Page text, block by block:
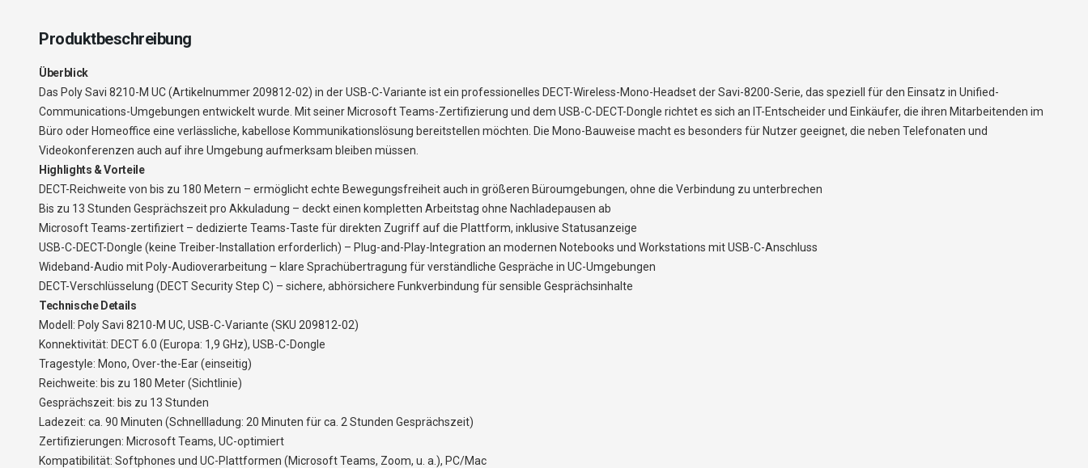
Produktbeschreibung
Überblick
Das Poly Savi 8210-M UC (Artikelnummer 209812-02) in der USB-C-Variante ist ein professionelles DECT-Wireless-Mono-Headset der Savi-8200-Serie, das speziell für den Einsatz in Unified-
Communications-Umgebungen entwickelt wurde. Mit seiner Microsoft Teams-Zertifizierung und dem USB-C-DECT-Dongle richtet es sich an IT-Entscheider und Einkäufer, die ihren Mitarbeitenden im
Büro oder Homeoffice eine verlässliche, kabellose Kommunikationslösung bereitstellen möchten. Die Mono-Bauweise macht es besonders für Nutzer geeignet, die neben Telefonaten und
Videokonferenzen auch auf ihre Umgebung aufmerksam bleiben müssen.
Highlights & Vorteile
DECT-Reichweite von bis zu 180 Metern – ermöglicht echte Bewegungsfreiheit auch in größeren Büroumgebungen, ohne die Verbindung zu unterbrechen
Bis zu 13 Stunden Gesprächszeit pro Akkuladung – deckt einen kompletten Arbeitstag ohne Nachladepausen ab
Microsoft Teams-zertifiziert – dedizierte Teams-Taste für direkten Zugriff auf die Plattform, inklusive Statusanzeige
USB-C-DECT-Dongle (keine Treiber-Installation erforderlich) – Plug-and-Play-Integration an modernen Notebooks und Workstations mit USB-C-Anschluss
Wideband-Audio mit Poly-Audioverarbeitung – klare Sprachübertragung für verständliche Gespräche in UC-Umgebungen
DECT-Verschlüsselung (DECT Security Step C) – sichere, abhörsichere Funkverbindung für sensible Gesprächsinhalte
Technische Details
Modell: Poly Savi 8210-M UC, USB-C-Variante (SKU 209812-02)
Konnektivität: DECT 6.0 (Europa: 1,9 GHz), USB-C-Dongle
Tragestyle: Mono, Over-the-Ear (einseitig)
Reichweite: bis zu 180 Meter (Sichtlinie)
Gesprächszeit: bis zu 13 Stunden
Ladezeit: ca. 90 Minuten (Schnellladung: 20 Minuten für ca. 2 Stunden Gesprächszeit)
Zertifizierungen: Microsoft Teams, UC-optimiert
Kompatibilität: Softphones und UC-Plattformen (Microsoft Teams, Zoom, u. a.), PC/Mac